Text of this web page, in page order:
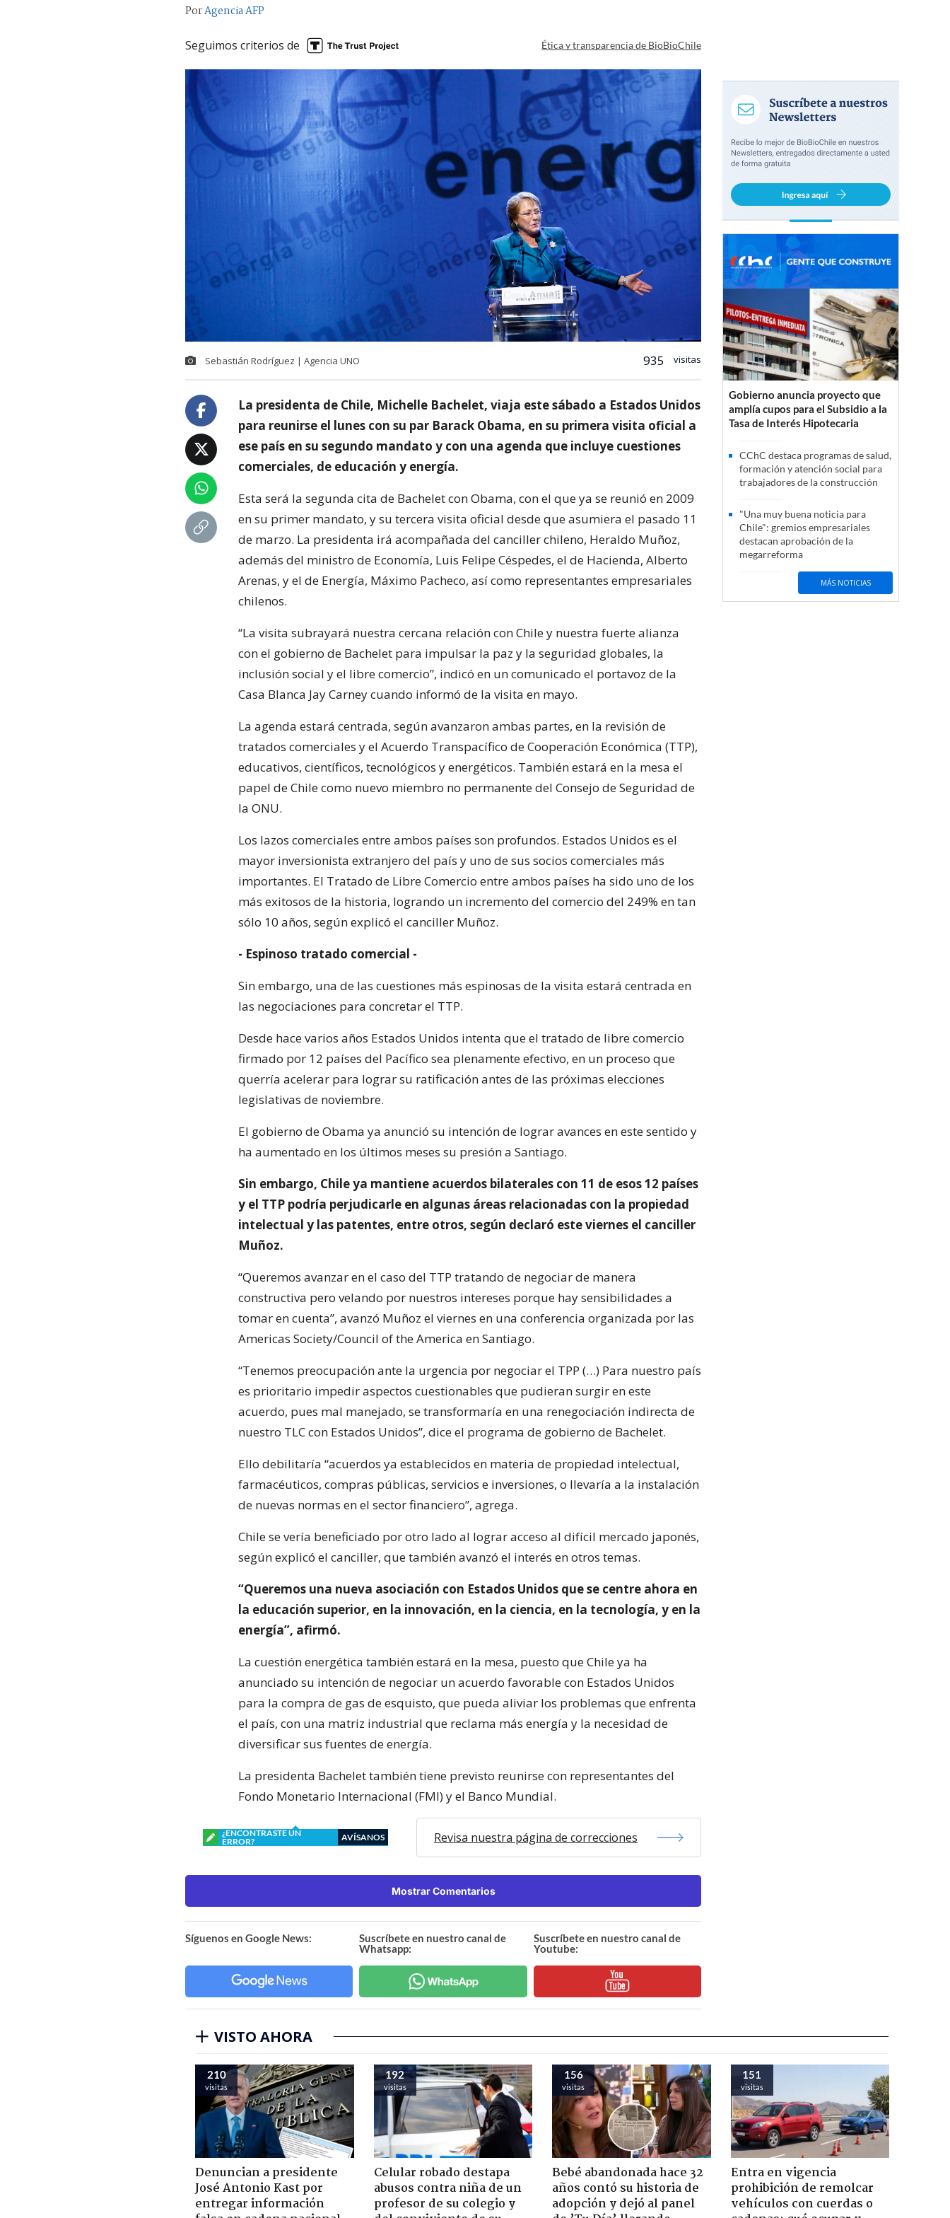
PorAgencia AFP
Seguimos criterios de Ética y transparencia de BioBioChile
Sebastián Rodríguez | Agencia UNO 935 visitas
La presidenta de Chile, Michelle Bachelet, viaja este sábado a Estados Unidos
para reunirse el lunes con su par Barack Obama, en su primera visita oficial a
ese país en su segundo mandato y con una agenda que incluye cuestiones
comerciales, de educación y energía.
Esta será la segunda cita de Bachelet con Obama, con el que ya se reunió en 2009
en su primer mandato, y su tercera visita oficial desde que asumiera el pasado 11
de marzo. La presidenta irá acompañada del canciller chileno, Heraldo Muñoz,
además del ministro de Economía, Luis Felipe Céspedes, el de Hacienda, Alberto
Arenas, y el de Energía, Máximo Pacheco, así como representantes empresariales
chilenos.
“La visita subrayará nuestra cercana relación con Chile y nuestra fuerte alianza
con el gobierno de Bachelet para impulsar la paz y la seguridad globales, la
inclusión social y el libre comercio”, indicó en un comunicado el portavoz de la
Casa Blanca Jay Carney cuando informó de la visita en mayo.
La agenda estará centrada, según avanzaron ambas partes, en la revisión de
tratados comerciales y el Acuerdo Transpacífico de Cooperación Económica (TTP),
educativos, científicos, tecnológicos y energéticos. También estará en la mesa el
papel de Chile como nuevo miembro no permanente del Consejo de Seguridad de
la ONU.
Los lazos comerciales entre ambos países son profundos. Estados Unidos es el
mayor inversionista extranjero del país y uno de sus socios comerciales más
importantes. El Tratado de Libre Comercio entre ambos países ha sido uno de los
más exitosos de la historia, logrando un incremento del comercio del 249% en tan
sólo 10 años, según explicó el canciller Muñoz.
- Espinoso tratado comercial -
Sin embargo, una de las cuestiones más espinosas de la visita estará centrada en
las negociaciones para concretar el TTP.
Desde hace varios años Estados Unidos intenta que el tratado de libre comercio
firmado por 12 países del Pacífico sea plenamente efectivo, en un proceso que
querría acelerar para lograr su ratificación antes de las próximas elecciones
legislativas de noviembre.
El gobierno de Obama ya anunció su intención de lograr avances en este sentido y
ha aumentado en los últimos meses su presión a Santiago.
Sin embargo, Chile ya mantiene acuerdos bilaterales con 11 de esos 12 países
y el TTP podría perjudicarle en algunas áreas relacionadas con la propiedad
intelectual y las patentes, entre otros, según declaró este viernes el canciller
Muñoz.
“Queremos avanzar en el caso del TTP tratando de negociar de manera
constructiva pero velando por nuestros intereses porque hay sensibilidades a
tomar en cuenta”, avanzó Muñoz el viernes en una conferencia organizada por las
Americas Society/Council of the America en Santiago.
“Tenemos preocupación ante la urgencia por negociar el TPP (…) Para nuestro país
es prioritario impedir aspectos cuestionables que pudieran surgir en este
acuerdo, pues mal manejado, se transformaría en una renegociación indirecta de
nuestro TLC con Estados Unidos”, dice el programa de gobierno de Bachelet.
Ello debilitaría “acuerdos ya establecidos en materia de propiedad intelectual,
farmacéuticos, compras públicas, servicios e inversiones, o llevaría a la instalación
de nuevas normas en el sector financiero”, agrega.
Chile se vería beneficiado por otro lado al lograr acceso al difícil mercado japonés,
según explicó el canciller, que también avanzó el interés en otros temas.
“Queremos una nueva asociación con Estados Unidos que se centre ahora en
la educación superior, en la innovación, en la ciencia, en la tecnología, y en la
energía”, afirmó.
La cuestión energética también estará en la mesa, puesto que Chile ya ha
anunciado su intención de negociar un acuerdo favorable con Estados Unidos
para la compra de gas de esquisto, que pueda aliviar los problemas que enfrenta
el país, con una matriz industrial que reclama más energía y la necesidad de
diversificar sus fuentes de energía.
La presidenta Bachelet también tiene previsto reunirse con representantes del
Fondo Monetario Internacional (FMI) y el Banco Mundial.
¿ENCONTRASTE UN
ERROR?
AVÍSANOS Revisa nuestra página de correcciones
Mostrar Comentarios
Síguenos en Google News:
Suscríbete en nuestro canal de
Whatsapp:
Suscríbete en nuestro canal de
Youtube:
Gobierno anuncia proyecto que
amplía cupos para el Subsidio a la
Tasa de Interés Hipotecaria
CChC destaca programas de salud,
formación y atención social para
trabajadores de la construcción
"Una muy buena noticia para
Chile": gremios empresariales
destacan aprobación de la
megarreforma
MÁS NOTICIAS
VISTO AHORA
210
visitas
Denuncian a presidente
José Antonio Kast por
entregar información
192
visitas
Celular robado destapa
abusos contra niña de un
profesor de su colegio y
156
visitas
Bebé abandonada hace 32
años contó su historia de
adopción y dejó al panel
151
visitas
Entra en vigencia
prohibición de remolcar
vehículos con cuerdas o